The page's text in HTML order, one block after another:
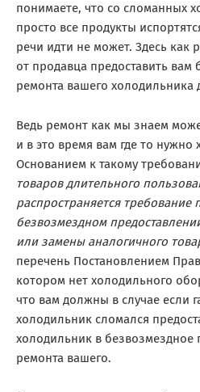
понимаете, что со сломанных
просто все продукты
речи идти не может. Здесь как
от продавца предоставить вам
ремонта вашего холодильника
Ведь ремонт как мы знаем
и в это время вам где то нужно
Основанием к такому
товаров длительного
распространяется требование
безвозмездном
или замены аналогичного
перечень Постановлением
котором нет холодильного
что вам должны в случае если
холодильник сломался
холодильник в безвозмездное
ремонта вашего.